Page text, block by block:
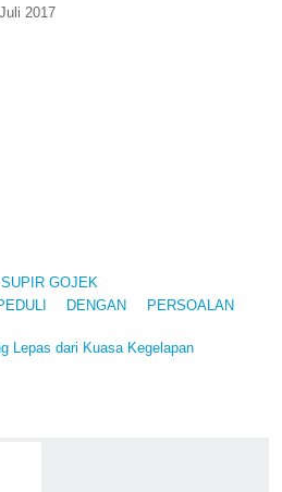
2017
GOJEK
DENGAN PERSOALAN
Lepas dari Kuasa Kegelapan